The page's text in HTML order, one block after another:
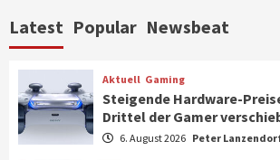
6
CHERRY baut Vertriebsteam
Smart Living Top Story
Verbraucher setzen immer
Latest Popular Newsbeat
Aktuell Gaming
Steigende Hardware-
Drittel der Gamer
6. August 2026 Peter